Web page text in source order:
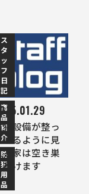
ス
タ
ッ
フ
日
記
商
品
紹
介
防
犯
用
品
2015.01.29
防犯設備が整っ
ているように見
える家は空き巣
は避けます